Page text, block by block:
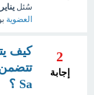
سُئل يناير 23، 2025
العضوية
2
إجابة
كيف
Sa ؟